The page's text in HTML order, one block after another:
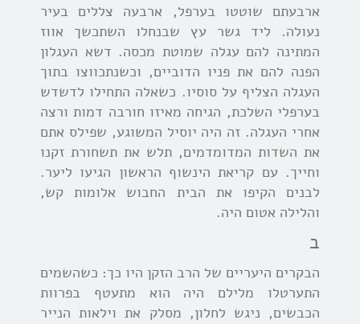
ארבעתם שוטטו בערפל, ארבעה צללים בעיר
נעולה. ליד גשר עץ שבנחלו השתכשך אווז
המתינה להם עגלה שמוטת מכסה. דשא העגלון
הפנה להם את פניו הדוביים, וכשנתכווצו בתוך
העגלה הצליף על סוסיו. כשאלה התחילו לדשדש
בערפלי השלכת, הגיחה מאיזו חורבה דמות ורצה
אחרי העגלה. זה היה יוסיל המשוגע, שפילס אתם
את השדות המדומדמים, תלש את תשחורת זקנו
וחייך. עם קריאת הינשוף הראשון הגיעו ליער.
לבנים הקיפו את הבית החבוש אלומות קש,
והלילה אטום היה.
ב
הבקרים היעריים של הרב הזקן היו כך: כשהשמים
התערטלו מלילם היה הוא מתעטף בפרוות
הכבשים, ניגש לחלון, מסלק את וילאות הנייר